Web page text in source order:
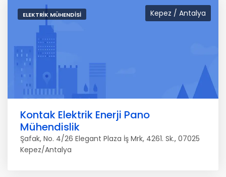
Kepez / Antalya
ELEKTRIK MÜHENDISI
Kontak Elektrik Enerji Pano
Mühendislik
Şafak, No. 4/26 Elegant Plaza İş Mrk, 4261. Sk., 07025
Kepez/Antalya